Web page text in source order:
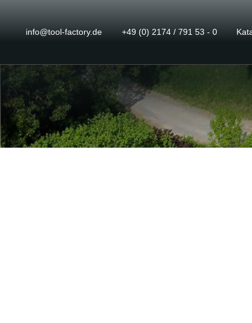
info@tool-factory.de +49 (0) 2174 / 791 53 - 0